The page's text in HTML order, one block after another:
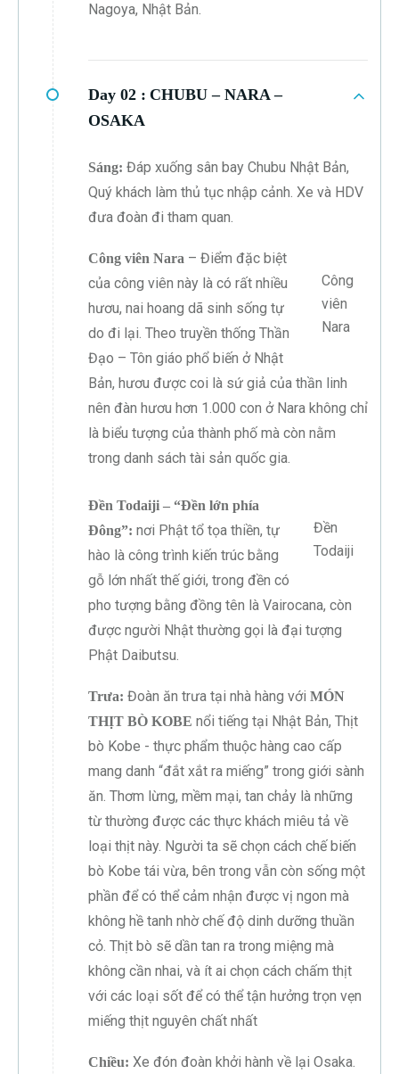
Nagoya, Nhật Bản.
Day 02 : CHUBU – NARA –
OSAKA
Sáng: Đáp xuống sân bay Chubu Nhật Bản,
Quý khách làm thủ tục nhập cảnh. Xe và HDV
đưa đoàn đi tham quan.
Công
viên
Nara
Công viên Nara – Điểm đặc biệt
của công viên này là có rất nhiều
hươu, nai hoang dã sinh sống tự
do đi lại. Theo truyền thống Thần
Đạo – Tôn giáo phổ biến ở Nhật
Bản, hươu được coi là sứ giả của thần linh
nên đàn hươu hơn 1.000 con ở Nara không chỉ
là biểu tượng của thành phố mà còn nằm
trong danh sách tài sản quốc gia.
Đền
Todaiji
Đền Todaiji – “Đền lớn phía
Đông”: nơi Phật tổ tọa thiền, tự
hào là công trình kiến trúc bằng
gỗ lớn nhất thế giới, trong đền có
pho tượng bằng đồng tên là Vairocana, còn
được người Nhật thường gọi là đại tượng
Phật Daibutsu.
Trưa: Đoàn ăn trưa tại nhà hàng với MÓN
THỊT BÒ KOBE nổi tiếng tại Nhật Bản, Thịt
bò Kobe - thực phẩm thuộc hàng cao cấp
mang danh “đắt xắt ra miếng” trong giới sành
ăn. Thơm lừng, mềm mại, tan chảy là những
từ thường được các thực khách miêu tả về
loại thịt này. Người ta sẽ chọn cách chế biến
bò Kobe tái vừa, bên trong vẫn còn sống một
phần để có thể cảm nhận được vị ngon mà
không hề tanh nhờ chế độ dinh dưỡng thuần
cỏ. Thịt bò sẽ dần tan ra trong miệng mà
không cần nhai, và ít ai chọn cách chấm thịt
với các loại sốt để có thể tận hưởng trọn vẹn
miếng thịt nguyên chất nhất
Chiều: Xe đón đoàn khởi hành về lại Osaka.